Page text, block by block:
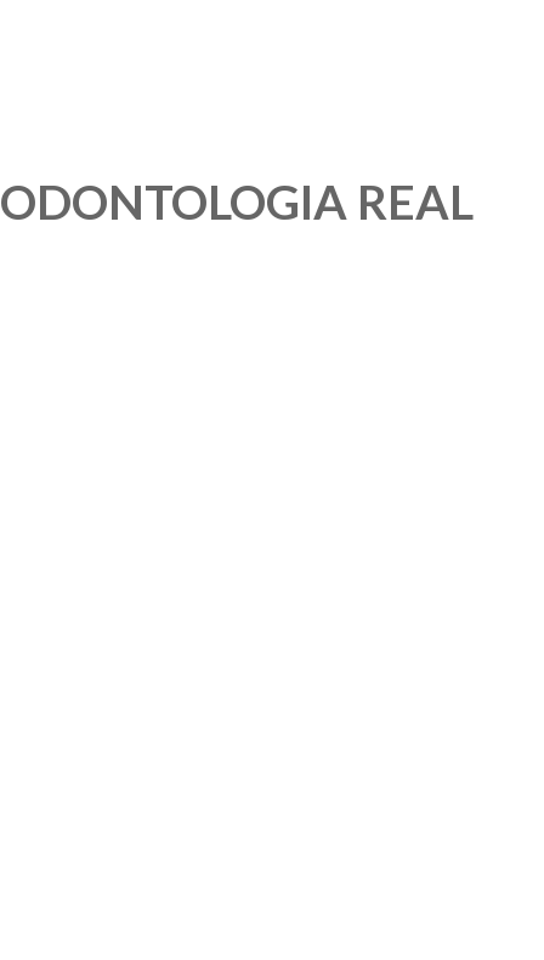
ODONTOLOGIA REAL